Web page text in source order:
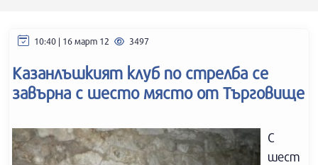
10:40 | 16 март 12 3497
Казанлъшкият клуб по стрелба се
завърна с шесто място от Търговище
С
шест